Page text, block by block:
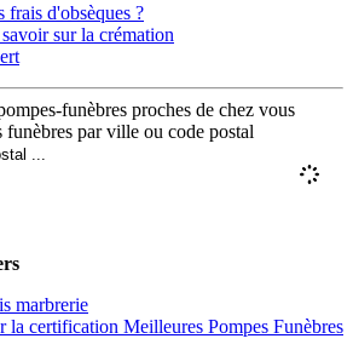
frais d'obsèques ?
sur la crémation
funèbres proches de chez vous
funèbres par ville ou code postal
marbrerie
la certification Meilleures Pompes Funèbres